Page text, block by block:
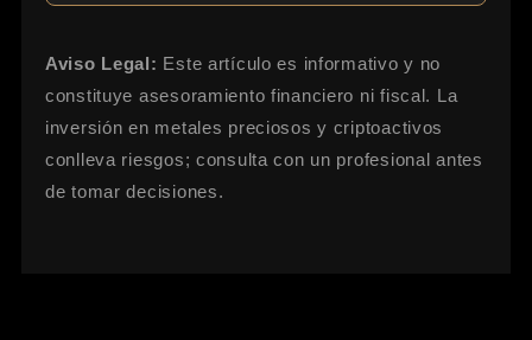
Aviso Legal: Este artículo es informativo y no
constituye asesoramiento financiero ni fiscal. La
inversión en metales preciosos y criptoactivos
conlleva riesgos; consulta con un profesional antes
de tomar decisiones.